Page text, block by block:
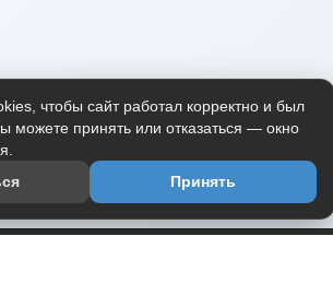
чтобы сайт работал корректно и был
можете принять или отказаться — окно
Принять